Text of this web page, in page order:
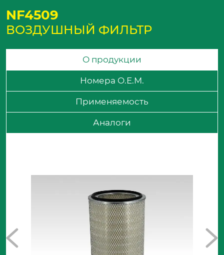
NF4509
ВОЗДУШНЫЙ ФИЛЬТР
О продукции
Номера O.E.M.
Применяемость
Аналоги